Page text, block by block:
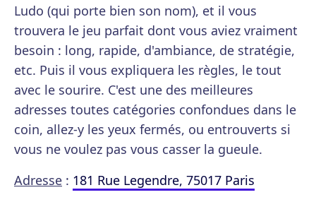
Ludo (qui porte bien son nom), et il vous
trouvera le jeu parfait dont vous aviez vraiment
besoin : long, rapide, d'ambiance, de stratégie,
etc. Puis il vous expliquera les règles, le tout
avec le sourire. C'est une des meilleures
adresses toutes catégories confondues dans le
coin, allez-y les yeux fermés, ou entrouverts si
vous ne voulez pas vous casser la gueule.
Adresse : 181 Rue Legendre, 75017 Paris